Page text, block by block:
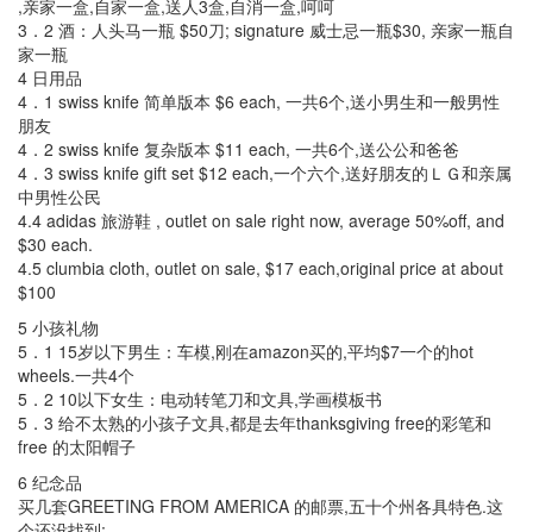
,亲家一盒,自家一盒,送人3盒,自消一盒,呵呵
3．2 酒：人头马一瓶 $50刀; signature 威士忌一瓶$30, 亲家一瓶自
家一瓶
4 日用品
4．1 swiss knife 简单版本 $6 each, 一共6个,送小男生和一般男性
朋友
4．2 swiss knife 复杂版本 $11 each, 一共6个,送公公和爸爸
4．3 swiss knife gift set $12 each,一个六个,送好朋友的ＬＧ和亲属
中男性公民
4.4 adidas 旅游鞋 , outlet on sale right now, average 50%off, and
$30 each.
4.5 clumbia cloth, outlet on sale, $17 each,original price at about
$100
5 小孩礼物
5．1 15岁以下男生：车模,刚在amazon买的,平均$7一个的hot
wheels.一共4个
5．2 10以下女生：电动转笔刀和文具,学画模板书
5．3 给不太熟的小孩子文具,都是去年thanksgiving free的彩笔和
free 的太阳帽子
6 纪念品
买几套GREETING FROM AMERICA 的邮票,五十个州各具特色.这